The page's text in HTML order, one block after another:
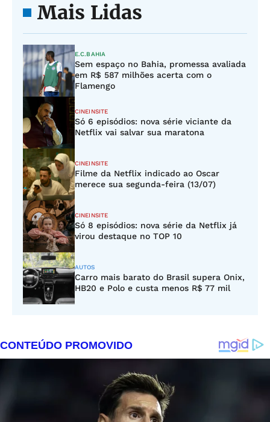
Mais Lidas
E.C.BAHIA
Sem espaço no Bahia, promessa avaliada
em R$ 587 milhões acerta com o
Flamengo
CINEINSITE
Só 6 episódios: nova série viciante da
Netflix vai salvar sua maratona
CINEINSITE
Filme da Netflix indicado ao Oscar
merece sua segunda-feira (13/07)
CINEINSITE
Só 8 episódios: nova série da Netflix já
virou destaque no TOP 10
AUTOS
Carro mais barato do Brasil supera Onix,
HB20 e Polo e custa menos R$ 77 mil